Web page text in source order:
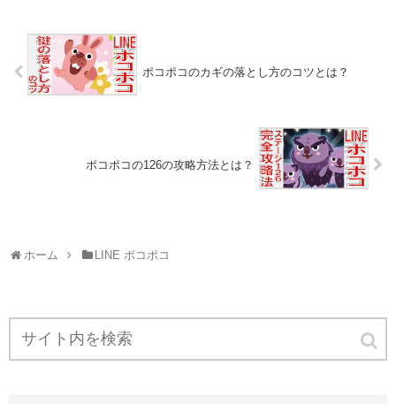
ポコポコのカギの落とし方のコツとは？
ポコポコの126の攻略方法とは？
ホーム LINE ポコポコ